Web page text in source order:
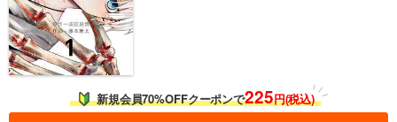
新規会員70%OFFクーポンで225円(税込)